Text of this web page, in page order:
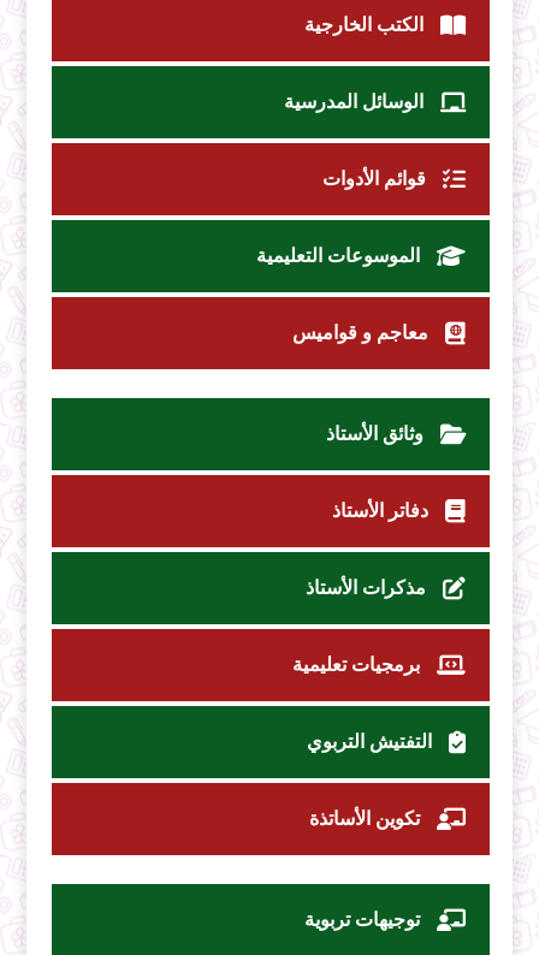
الكتب الخارجية
الوسائل المدرسية
قوائم الأدوات
الموسوعات التعليمية
معاجم و قواميس
وثائق الأستاذ
دفاتر الأستاذ
مذكرات الأستاذ
برمجيات تعليمية
التفتيش التربوي
تكوين الأساتذة
توجيهات تربوية